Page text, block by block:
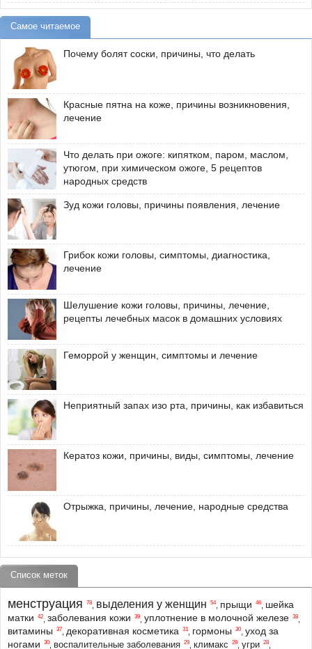
Самое читаемое
Почему болят соски, причины, что делать
Красные пятна на коже, причины возникновения,
лечение
Что делать при ожоге: кипятком, паром, маслом,
утюгом, при химическом ожоге, 5 рецептов
народных средств
Зуд кожи головы, причины появления, лечение
Грибок кожи головы, симптомы, диагностика,
лечение
Шелушение кожи головы, причины, лечение,
рецепты лечебных масок в домашних условиях
Геморрой у женщин, симптомы и лечение
Неприятный запах изо рта, причины, как избавиться
Кератоз кожи, причины, виды, симптомы, лечение
Отрыжка, причины, лечение, народные средства
Список меток
менструация 78 выделения у женщин 54, прыщи 46
шейка
матки
42 заболевания кожи 39 уплотнение в молочной железе 38
витамины 37 декоративная косметика 31 гормоны 30, уход за
ногами
30, воспалительные заболевания 29 климакс 28 угри 28